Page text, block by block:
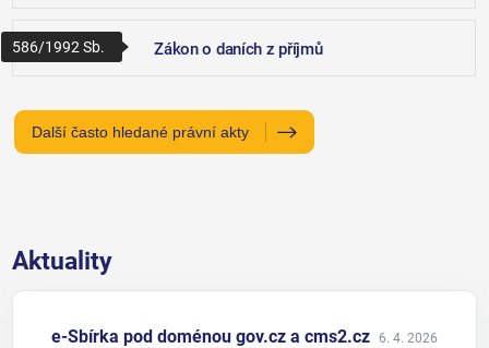
586/1992 Sb. Zákon o daních z příjmů
Další často hledané právní akty
Aktuality
e-Sbírka pod doménou gov.cz a cms2.cz 6. 4. 2026